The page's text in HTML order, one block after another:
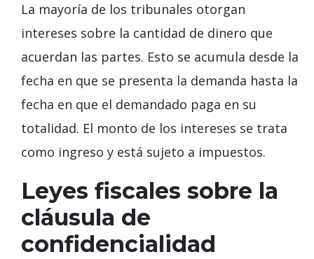
La mayoría de los tribunales otorgan
intereses sobre la cantidad de dinero que
acuerdan las partes. Esto se acumula desde la
fecha en que se presenta la demanda hasta la
fecha en que el demandado paga en su
totalidad. El monto de los intereses se trata
como ingreso y está sujeto a impuestos.
Leyes fiscales sobre la
cláusula de
confidencialidad